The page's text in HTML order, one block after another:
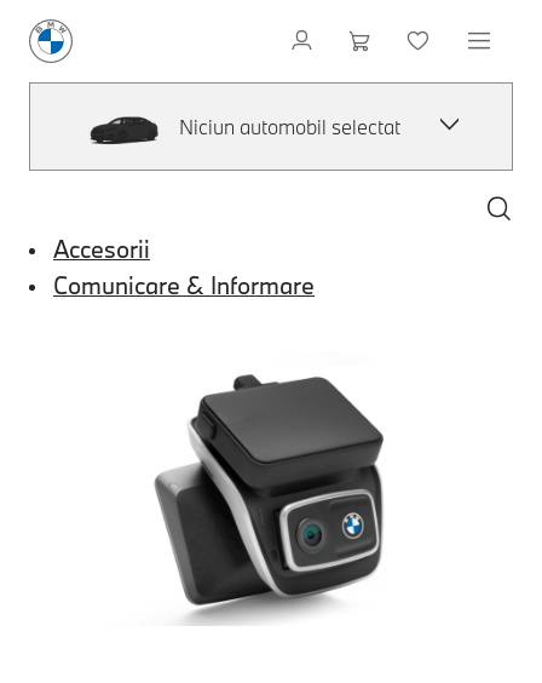
Niciun automobil selectat
Accesorii
Comunicare & Informare